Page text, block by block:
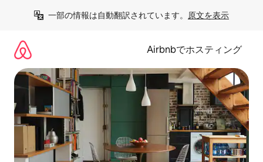
一部の情報は自動翻訳されています。 原文を表示
Airbnbでホスティング